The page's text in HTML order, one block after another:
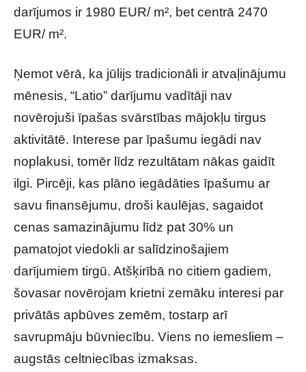
darījumos ir 1980 EUR/ m², bet centrā 2470
EUR/ m².
Ņemot vērā, ka jūlijs tradicionāli ir atvaļinājumu
mēnesis, “Latio” darījumu vadītāji nav
novērojuši īpašas svārstības mājokļu tirgus
aktivitātē. Interese par īpašumu iegādi nav
noplakusi, tomēr līdz rezultātam nākas gaidīt
ilgi. Pircēji, kas plāno iegādāties īpašumu ar
savu finansējumu, droši kaulējas, sagaidot
cenas samazinājumu līdz pat 30% un
pamatojot viedokli ar salīdzinošajiem
darījumiem tirgū. Atšķirībā no citiem gadiem,
šovasar novērojam krietni zemāku interesi par
privātās apbūves zemēm, tostarp arī
savrupmāju būvniecību. Viens no iemesliem –
augstās celtniecības izmaksas.